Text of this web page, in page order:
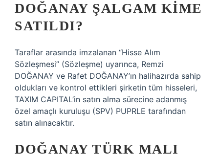
DOĞANAY ŞALGAM KIME
SATILDI?
Taraflar arasında imzalanan “Hisse Alım
Sözleşmesi” (Sözleşme) uyarınca, Remzi
DOĞANAY ve Rafet DOĞANAY’ın halihazırda sahip
oldukları ve kontrol ettikleri şirketin tüm hisseleri,
TAXIM CAPITAL’in satın alma sürecine adanmış
özel amaçlı kuruluşu (SPV) PUPRLE tarafından
satın alınacaktır.
DOĞANAY TÜRK MALI